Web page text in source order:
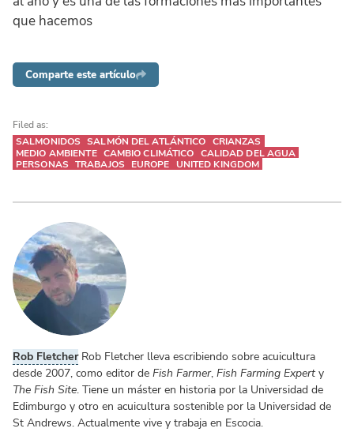
que hacemos
Comparte este artículo
Filed as:
SALMONIDOS SALMÓN DEL ATLÁNTICO CRIANZAS
MEDIO AMBIENTE CAMBIO CLIMÁTICO CALIDAD DEL AGUA
PERSONAS TRABAJOS EUROPE UNITED KINGDOM
Rob Fletcher Rob Fletcher lleva escribiendo sobre acuicultura
desde 2007, como editor de Fish Farmer, Fish Farming Experty
The Fish Site. Tiene un máster en historia por la Universidad de
Edimburgo y otro en acuicultura sostenible por la Universidad de
St Andrews. Actualmente vive y trabaja en Escocia.